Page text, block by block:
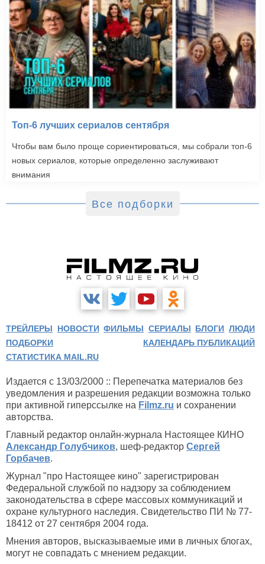
Возвращение кота
Топ-6 лучших сериалов сентября
Чтобы вам было проще сориентироваться, мы собрали топ-6
новых сериалов, которые определенно заслуживают
внимания
Все подборки
ТРЕЙЛЕРЫ НОВОСТИ ФИЛЬМЫ СЕРИАЛЫ БЛОГИ ЛЮДИ
ПОДБОРКИ
КАЛЕНДАРЬ ПУБЛИКАЦИЙ
СТАТИСТИКА MAIL.RU
Издается с 13/03/2000 :: Перепечатка материалов без
уведомления и разрешения редакции возможна только
при активной гиперссылке на Filmz.ru и сохранении
авторства.
Главный редактор онлайн-журнала Настоящее КИНО
Александр Голубчиков, шеф-редактор Сергей
Горбачев.
Журнал "про Настоящее кино" зарегистрирован
Федеральной службой по надзору за соблюдением
законодательства в сфере массовых коммуникаций и
охране культурного наследия. Свидетельство ПИ № 77-
18412 от 27 сентября 2004 года.
Мнения авторов, высказываемые ими в личных блогах,
могут не совпадать с мнением редакции.